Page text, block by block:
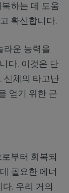
하는 데 도움
확신합니다.
라운 능력을
다. 이것은 단
신체의 타고난
얻기 위한 근
부터 회복되
필요한 에너
. 우리 거의